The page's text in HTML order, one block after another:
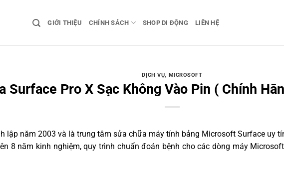
GIỚI THIỆU CHÍNH SÁCH SHOP DI ĐỘNG LIÊN HỆ
DỊCH VỤ, MICROSOFT
Surface Pro X Sạc Không Vào Pin ( Chính
lập năm 2003 và là trung tâm sửa chữa máy tính bảng Microsoft Surface uy
8 năm kinh nghiệm, quy trình chuẩn đoán bệnh cho các dòng máy